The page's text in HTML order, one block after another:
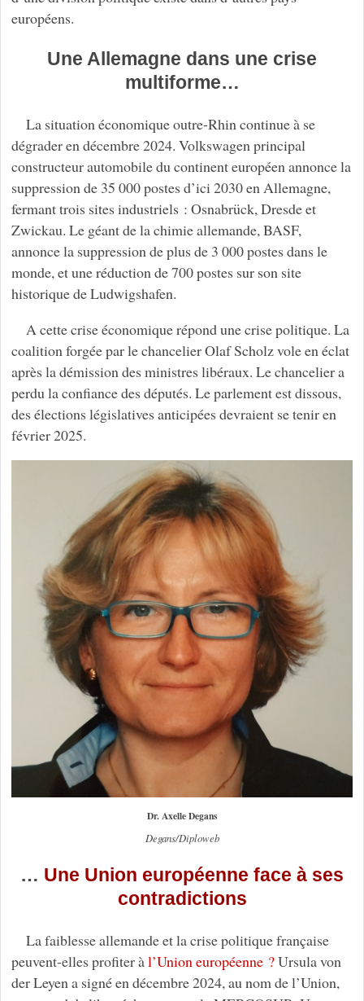
européens.
Une Allemagne dans une crise
multiforme…
La situation économique outre-Rhin continue à se
dégrader en décembre 2024. Volkswagen principal
constructeur automobile du continent européen annonce la
suppression de 35 000 postes d’ici 2030 en Allemagne,
fermant trois sites industriels : Osnabrück, Dresde et
Zwickau. Le géant de la chimie allemande, BASF,
annonce la suppression de plus de 3 000 postes dans le
monde, et une réduction de 700 postes sur son site
historique de Ludwigshafen.
A cette crise économique répond une crise politique. La
coalition forgée par le chancelier Olaf Scholz vole en éclat
après la démission des ministres libéraux. Le chancelier a
perdu la confiance des députés. Le parlement est dissous,
des élections législatives anticipées devraient se tenir en
février 2025.
Dr. Axelle Degans
Degans/Diploweb
… Une Union européenne face à ses
contradictions
La faiblesse allemande et la crise politique française
peuvent-elles profiter àl’Union européenne ?Ursula von
der Leyen a signé en décembre 2024, au nom de l’Union,